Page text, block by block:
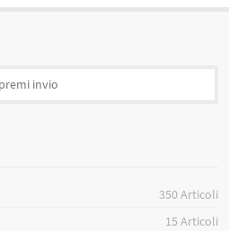
350Articoli
15 Articoli